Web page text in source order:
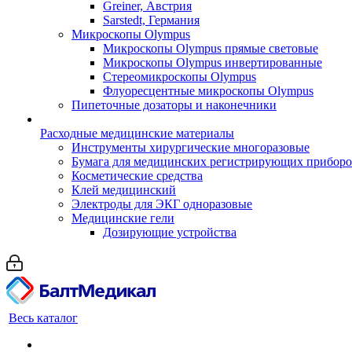
Greiner, Австрия
Sarstedt, Германия
Микроскопы Olympus
Микроскопы Olympus прямые световые
Микроскопы Olympus инвертированные
Стереомикроскопы Olympus
Флуоресцентные микроскопы Olympus
Пипеточные дозаторы и наконечники
Расходные медицинские материалы
Инструменты хирургические многоразовые
Бумага для медицинских регистрирующих
Косметические средства
Клей медицинский
Электроды для ЭКГ одноразовые
Медицинские гели
Дозирующие устройства
Весь каталог